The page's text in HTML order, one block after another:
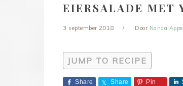
EIERSALADE MET
3 september 2018 Door Nanda
JUMP TO RECIPE
Share Share Pin